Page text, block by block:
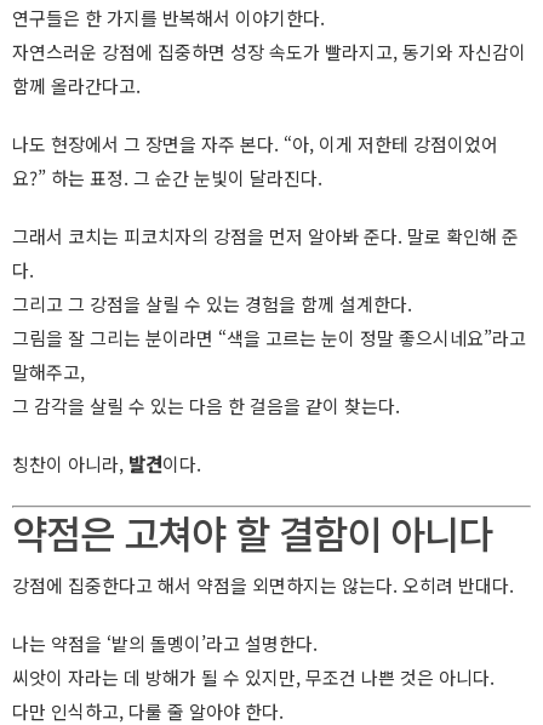
연구들은 한 가지를 반복해서 이야기한다.
자연스러운 강점에 집중하면 성장 속도가 빨라지고, 동기와 자신감이
함께 올라간다고.
나도 현장에서 그 장면을 자주 본다. “아, 이게 저한테 강점이었어
요?” 하는 표정. 그 순간 눈빛이 달라진다.
그래서 코치는 피코치자의 강점을 먼저 알아봐 준다. 말로 확인해 준
다.
그리고 그 강점을 살릴 수 있는 경험을 함께 설계한다.
그림을 잘 그리는 분이라면 “색을 고르는 눈이 정말 좋으시네요”라고
말해주고,
그 감각을 살릴 수 있는 다음 한 걸음을 같이 찾는다.
칭찬이 아니라, 발견이다.
약점은 고쳐야 할 결함이 아니다
강점에 집중한다고 해서 약점을 외면하지는 않는다. 오히려 반대다.
나는 약점을 ‘밭의 돌멩이’라고 설명한다.
씨앗이 자라는 데 방해가 될 수 있지만, 무조건 나쁜 것은 아니다.
다만 인식하고, 다룰 줄 알아야 한다.